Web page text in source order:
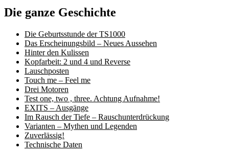
Die ganze Geschichte
Die Geburtsstunde der TS1000
Das Erscheinungsbild – Neues Aussehen
Hinter den Kulissen
Kopfarbeit: 2 und 4 und Reverse
Lauschposten
Touch me – Feel me
Drei Motoren
Test one, two , three. Achtung Aufnahme!
EXITS – Ausgänge
Im Rausch der Tiefe – Rauschunterdrückung
Varianten – Mythen und Legenden
Zuverlässig!
Technische Daten